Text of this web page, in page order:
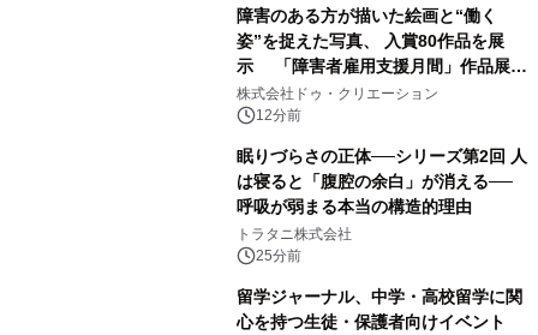
障害のある方が描いた絵画と“働く
姿”を捉えた写真、 入賞80作品を展
示 「障害者雇用支援月間」作品展示
会を 東京・愛知で開催
株式会社ドゥ・クリエーション
12分前
眠りづらさの正体──シリーズ第2回 人
は寝ると「腹腔の余白」が消える──
呼吸が弱まる本当の構造的理由
トラタニ株式会社
25分前
留学ジャーナル、中学・高校留学に関
心を持つ生徒・保護者向けイベント